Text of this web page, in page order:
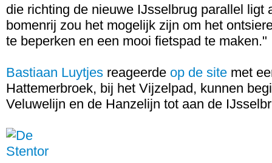
die richting de nieuwe IJsselbrug parallel
bomenrij zou het mogelijk zijn om het
te beperken en een mooi fietspad te maken."
Bastiaan Luytjes reageerde op de site met
Hattemerbroek, bij het Vijzelpad, kunnen
Veluwelijn en de Hanzelijn tot aan de